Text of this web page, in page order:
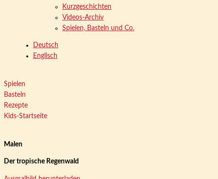
Kurzgeschichten
Videos-Archiv
Spielen, Basteln und Co.
Deutsch
Englisch
Spielen
Basteln
Rezepte
Kids-Startseite
Malen
Der tropische Regenwald